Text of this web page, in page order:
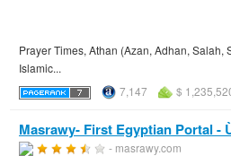
Prayer Times, Athan (Azan, Adhan,
Islamic...
7,147
$
Masrawy- First Egyptian Portal - Ù
- masrawy.com